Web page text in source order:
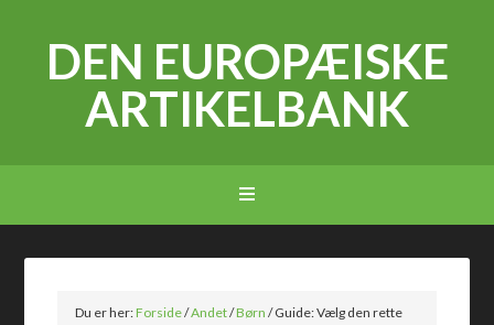
DEN EUROPÆISKE
ARTIKELBANK
Du er her:Forside/Andet/Børn /Guide: Vælg den rette